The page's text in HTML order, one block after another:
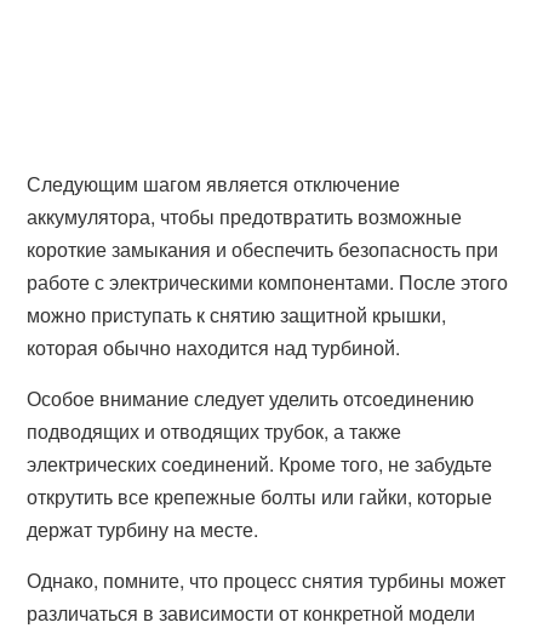
Следующим шагом является отключение
аккумулятора, чтобы предотвратить возможные
короткие замыкания и обеспечить безопасность при
работе с электрическими компонентами. После этого
можно приступать к снятию защитной крышки,
которая обычно находится над турбиной.
Особое внимание следует уделить отсоединению
подводящих и отводящих трубок, а также
электрических соединений. Кроме того, не забудьте
открутить все крепежные болты или гайки, которые
держат турбину на месте.
Однако, помните, что процесс снятия турбины может
различаться в зависимости от конкретной модели